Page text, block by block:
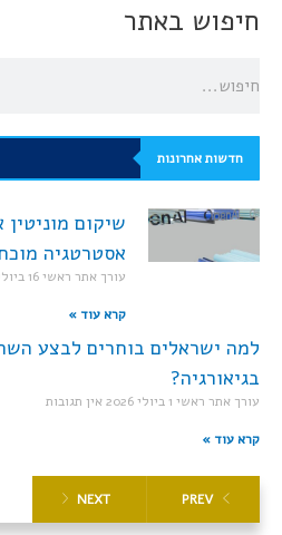
חיפוש באתר
חדשות אחרונות
שיקום
אסטרטגיה
עורך אתר ראשי16 ביולי 2026
קרא עוד »
למה ישראלים בוחרים לבצע
בגיאורגיה?
עורך אתר ראשי 1 ביולי 2026 אין תגובות
קרא עוד »
PREV
NEXT